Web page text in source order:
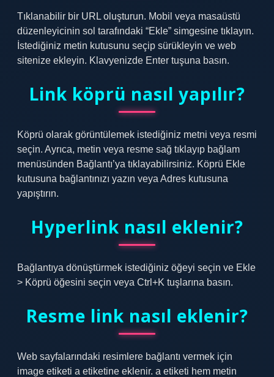
Tıklanabilir bir URL oluşturun. Mobil veya masaüstü
düzenleyicinin sol tarafındaki “Ekle” simgesine tıklayın.
İstediğiniz metin kutusunu seçip sürükleyin ve web
sitenize ekleyin. Klavyenizde Enter tuşuna basın.
Link köprü nasıl yapılır?
Köprü olarak görüntülemek istediğiniz metni veya resmi
seçin. Ayrıca, metin veya resme sağ tıklayıp bağlam
menüsünden Bağlantı’ya tıklayabilirsiniz. Köprü Ekle
kutusuna bağlantınızı yazın veya Adres kutusuna
yapıştırın.
Hyperlink nasıl eklenir?
Bağlantıya dönüştürmek istediğiniz öğeyi seçin ve Ekle
> Köprü öğesini seçin veya Ctrl+K tuşlarına basın.
Resme link nasıl eklenir?
Web sayfalarındaki resimlere bağlantı vermek için
image etiketi a etiketine eklenir. a etiketi hem metin